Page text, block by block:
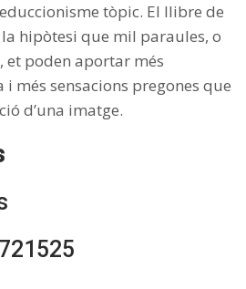
tòpic. El llibre de
hipòtesi que mil paraules, o
et poden aportar més
més sensacions pregones que
d’una imatge.